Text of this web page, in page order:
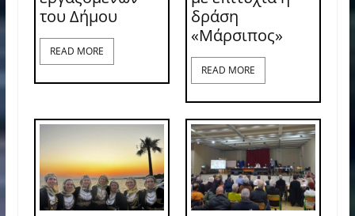
του Δήμου
READ MORE
δράση
«Μάρσιπος»
READ MORE